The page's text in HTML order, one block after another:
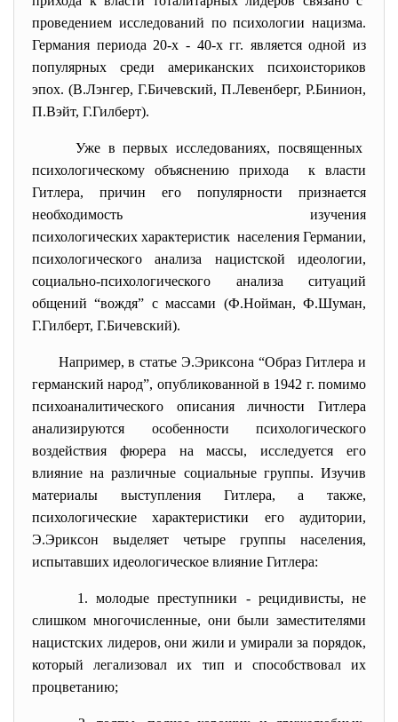
проведением исследований по психологии нацизма.
Германия периода 20-х - 40-х гг. является одной из
популярных среди американских психоисториков
эпох. (В.Лэнгер, Г.Бичевский, П.Левенберг, Р.Бинион,
П.Вэйт, Г.Гилберт).
Уже в первых исследованиях, посвященных
психологическому объяснению прихода к власти
Гитлера, причин его популярности признается
необходимость изучения
психологических характеристик населения Германии,
психологического анализа нацистской идеологии,
социально-психологического анализа ситуаций
общений “вождя” с массами (Ф.Нойман, Ф.Шуман,
Г.Гилберт, Г.Бичевский).
Например, в статье Э.Эриксона “Образ Гитлера и
германский народ”, опубликованной в 1942 г. помимо
психоаналитического описания личности Гитлера
анализируются особенности психологического
воздействия фюрера на массы, исследуется его
влияние на различные социальные группы. Изучив
материалы выступления Гитлера, а также,
психологические характеристики его аудитории,
Э.Эриксон выделяет четыре группы населения,
испытавших идеологическое влияние Гитлера:
1. молодые преступники - рецидивисты, не
слишком многочисленные, они были заместителями
нацистских лидеров, они жили и умирали за порядок,
который легализовал их тип и способствовал их
процветанию;